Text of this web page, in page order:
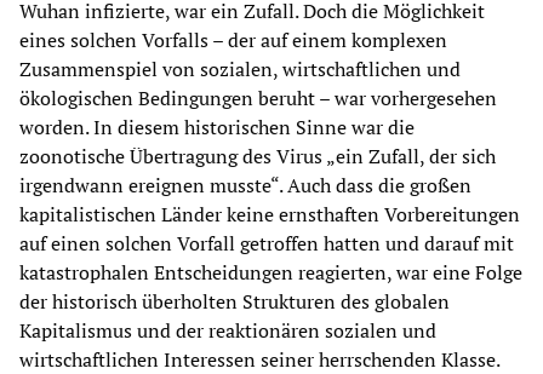
Wuhan infizierte, war ein Zufall. Doch die Möglichkeit
eines solchen Vorfalls – der auf einem komplexen
Zusammenspiel von sozialen, wirtschaftlichen und
ökologischen Bedingungen beruht – war vorhergesehen
worden. In diesem historischen Sinne war die
zoonotische Übertragung des Virus „ein Zufall, der sich
irgendwann ereignen musste“. Auch dass die großen
kapitalistischen Länder keine ernsthaften Vorbereitungen
auf einen solchen Vorfall getroffen hatten und darauf mit
katastrophalen Entscheidungen reagierten, war eine Folge
der historisch überholten Strukturen des globalen
Kapitalismus und der reaktionären sozialen und
wirtschaftlichen Interessen seiner herrschenden Klasse.